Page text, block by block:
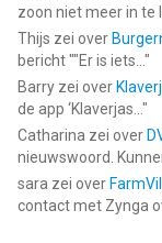
zoon niet meer in te
Thijs zei over
bericht ""Er is iets... "
Barry zei over
de app ‘Klaverjas... "
Catharina zei over
nieuwswoord.
sara zei over
contact met Zynga